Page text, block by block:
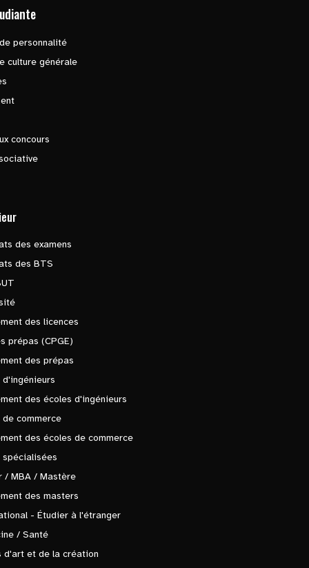
personnalité
culture générale
concours
des examens
des BTS
des licences
prépas (CPGE)
des prépas
d'ingénieurs
des écoles d'ingénieurs
de commerce
des écoles de commerce
spécialisées
/ MBA / Mastère
des masters
- Étudier à l'étranger
/ Santé
d'art et de la création